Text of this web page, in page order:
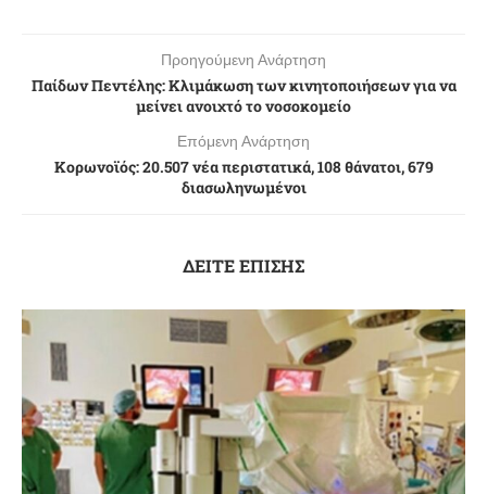
Προηγούμενη Ανάρτηση
Παίδων Πεντέλης: Κλιμάκωση των κινητοποιήσεων για να
μείνει ανοιχτό το νοσοκομείο
Επόμενη Ανάρτηση
Κορωνοϊός: 20.507 νέα περιστατικά, 108 θάνατοι, 679
διασωληνωμένοι
ΔΕΙΤΕ ΕΠΙΣΗΣ